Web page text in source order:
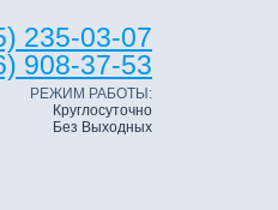
235-03-07
908-37-53
РЕЖИМ РАБОТЫ:
Круглосуточно
Без Выходных